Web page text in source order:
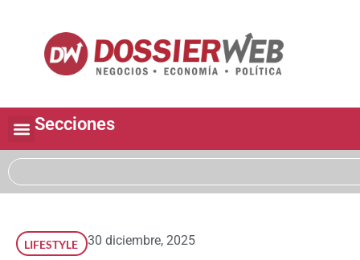
Secciones
LIFESTYLE 30 diciembre, 2025